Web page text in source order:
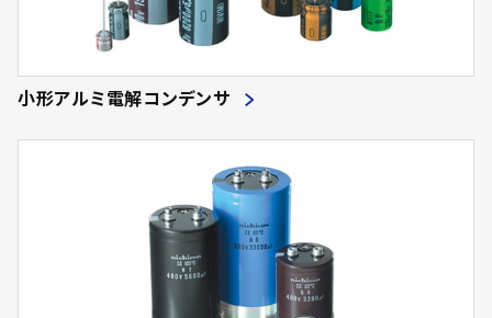
小形アルミ電解コンデンサ